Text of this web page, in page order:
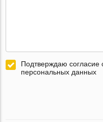
Подтверждаю согласие
персональных данных